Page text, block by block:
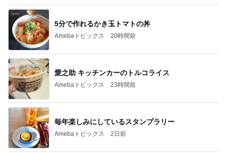
5分で作れるかき玉トマトの丼
Amebaトピックス 20時間前
愛之助 キッチンカーのトルコライス
Amebaトピックス 23時間前
毎年楽しみにしているスタンプラリー
Amebaトピックス 2日前